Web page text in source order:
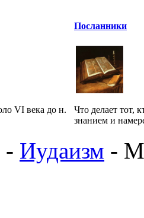
Посланники
Что делает тот,
знанием и
- Иудаизм -